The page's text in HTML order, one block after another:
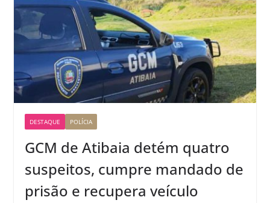
DESTAQUE POLÍCIA
GCM de Atibaia detém quatro
suspeitos, cumpre mandado de
prisão e recupera veículo